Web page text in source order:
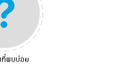
ที่พบบ่อย